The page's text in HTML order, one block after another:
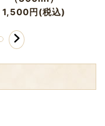
1,500円(税込)